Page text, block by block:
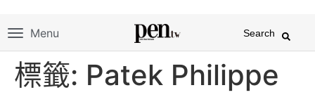
Menu Search
標籤: Patek Philippe